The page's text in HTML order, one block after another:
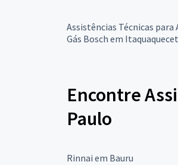
Assistências Técnicas para
Gás Bosch em
Encontre
Paulo
Rinnai em Bauru